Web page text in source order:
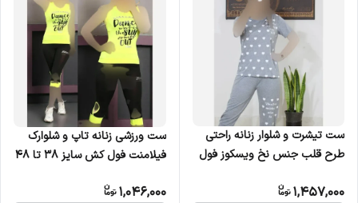
ست تیشرت و شلوار زنانه راحتی
طرح قلب جنس نخ ویسکوز فول
1,457,000
ست ورزشی زنانه تاپ و شلوارک
فیلامنت فول کش سایز 38 تا 48
1,046,000